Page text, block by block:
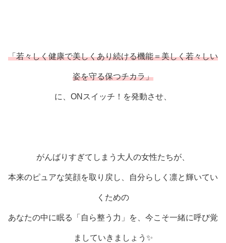
「若々しく健康で美しくあり続ける機能＝美しく若々しい
姿を守る保つチカラ」
に、ONスイッチ！を発動させ、
がんばりすぎてしまう大人の女性たちが、
本来のピュアな笑顔を取り戻し、自分らしく凛と輝いてい
くための
あなたの中に眠る「自ら整う力」を、今こそ一緒に呼び覚
ましていきましょう✨